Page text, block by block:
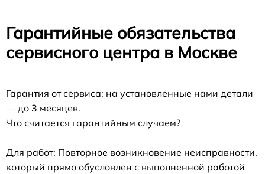
Гарантийные обязательства
сервисного центра в Москве
Гарантия от сервиса: на установленные нами детали
— до 3 месяцев.
Что считается гарантийным случаем?
Для работ: Повторное возникновение неисправности,
который прямо обусловлен с выполненной работой